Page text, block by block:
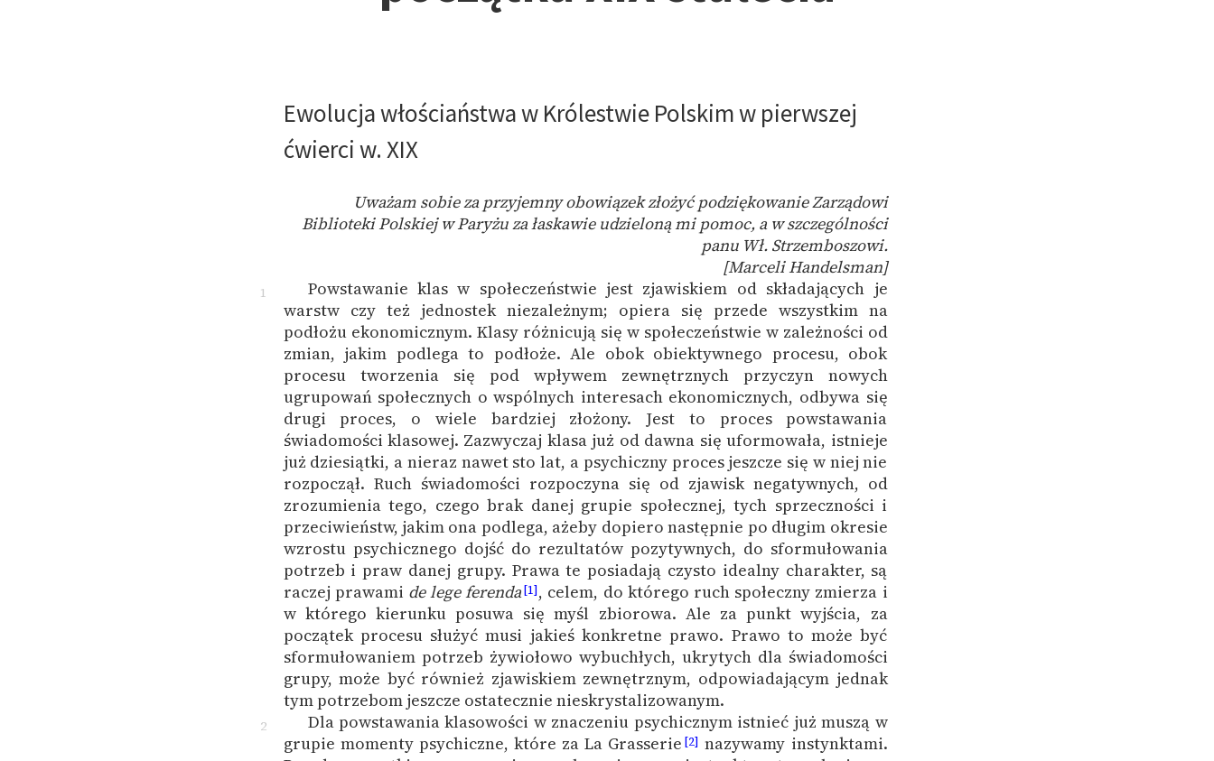
Ewolucja włościaństwa w Królestwie Polskim w pierwszej
ćwierci w. XIX
Uważam sobie za przyjemny obowiązek złożyć podziękowanie Zarządowi
Biblioteki Polskiej w Paryżu za łaskawie udzieloną mi pomoc, a w szczególności
panu Wł. Strzemboszowi.
[Marceli Handelsman]
1
Powstawanie klas w społeczeństwie jest zjawiskiem od składających je
warstw czy też jednostek niezależnym; opiera się przede wszystkim na
podłożu ekonomicznym. Klasy różnicują się w społeczeństwie w zależności od
zmian, jakim podlega to podłoże. Ale obok obiektywnego procesu, obok
procesu tworzenia się pod wpływem zewnętrznych przyczyn nowych
ugrupowań społecznych o wspólnych interesach ekonomicznych, odbywa się
drugi proces, o wiele bardziej złożony. Jest to proces powstawania
świadomości klasowej. Zazwyczaj klasa już od dawna się uformowała, istnieje
już dziesiątki, a nieraz nawet sto lat, a psychiczny proces jeszcze się w niej nie
rozpoczął. Ruch świadomości rozpoczyna się od zjawisk negatywnych, od
zrozumienia tego, czego brak danej grupie społecznej, tych sprzeczności i
przeciwieństw, jakim ona podlega, ażeby dopiero następnie po długim okresie
wzrostu psychicznego dojść do rezultatów pozytywnych, do sformułowania
potrzeb i praw danej grupy. Prawa te posiadają czysto idealny charakter, są
raczej prawami de lege ferenda[1], celem, do którego ruch społeczny zmierza i
w którego kierunku posuwa się myśl zbiorowa. Ale za punkt wyjścia, za
początek procesu służyć musi jakieś konkretne prawo. Prawo to może być
sformułowaniem potrzeb żywiołowo wybuchłych, ukrytych dla świadomości
grupy, może być również zjawiskiem zewnętrznym, odpowiadającym jednak
tym potrzebom jeszcze ostatecznie nieskrystalizowanym.
2
Dla powstawania klasowości w znaczeniu psychicznym istnieć już muszą w
grupie momenty psychiczne, które za La Grasserie [2] nazywamy instynktami.